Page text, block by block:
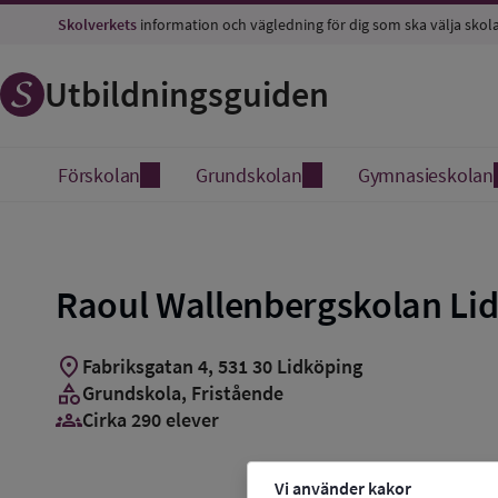
Vi använder kakor
Skolverkets information och vägledning för dig som ska välja
Utbildningsguiden
Förskolan Grundskolan Gymnasieskolan
Raoul Wallenbergskolan
Spara
location_on Fabriksgatan 4, 531 30 Lidköping
categoryGrundskola, Fristående
groups_3Cirka 290 elever